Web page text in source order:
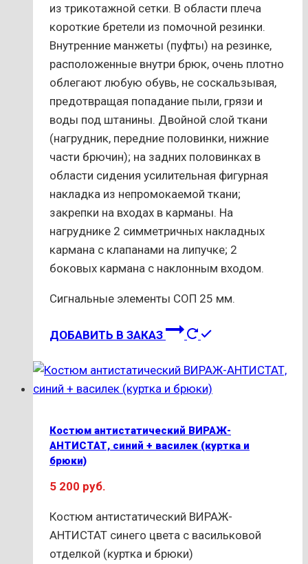
из трикотажной сетки. В области плеча
короткие бретели из помочной резинки.
Внутренние манжеты (пуфты) на резинке,
расположенные внутри брюк, очень плотно
облегают любую обувь, не соскальзывая,
предотвращая попадание пыли, грязи и
воды под штанины. Двойной слой ткани
(нагрудник, передние половинки, нижние
части брючин); на задних половинках в
области сидения усилительная фигурная
накладка из непромокаемой ткани;
закрепки на входах в карманы. На
нагруднике 2 симметричных накладных
кармана с клапанами на липучке; 2
боковых кармана с наклонным входом.
Сигнальные элементы СОП 25 мм.
ДОБАВИТЬ В ЗАКАЗ
Этот
имеет
несколько
можно
товара.
Костюм антистатический ВИРАЖ-
АНТИСТАТ, синий + василек (куртка и
брюки)
5 200 руб.
Костюм антистатический ВИРАЖ-
АНТИСТАТ синего цвета с васильковой
отделкой (куртка и брюки)